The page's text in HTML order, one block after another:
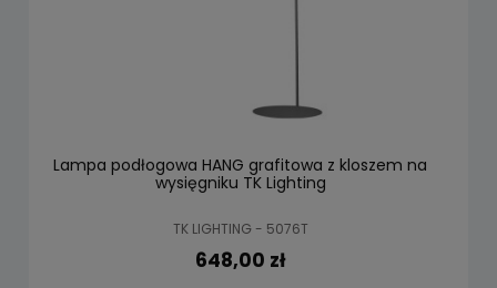
Lampa podłogowa HANG grafitowa z kloszem na
wysięgniku TK Lighting
TK LIGHTING - 5076T
648,00 zł